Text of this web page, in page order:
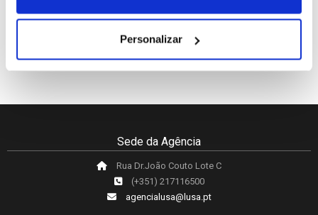
Personalizar
Sede da Agência
Rua Dr.João Couto Lote C
(+351) 217116500
agencialusa@lusa.pt